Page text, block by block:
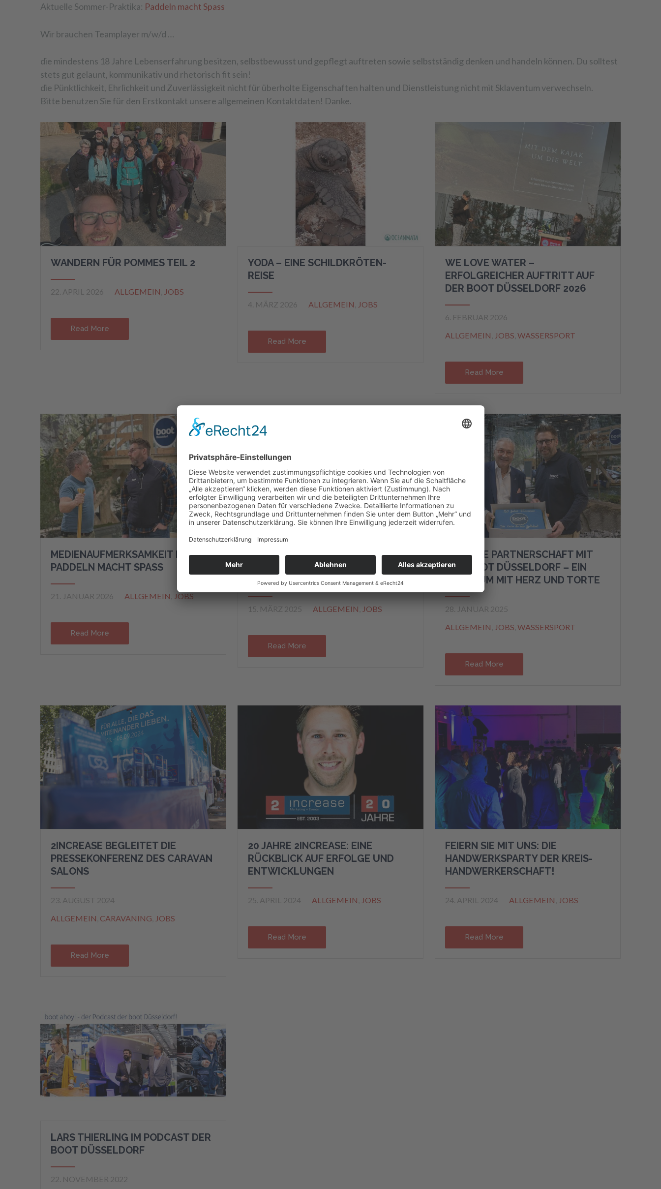
Aktuelle Sommer-Praktika: Paddeln macht Spass
Wir brauchen Teamplayer m/w/d …
die mindestens 18 Jahre Lebenserfahrung besitzen, selbstbewusst und gepflegt auftreten sowie selbstständig denken und handeln können. Du solltest
stets gut gelaunt, kommunikativ und rhetorisch fit sein!
die Pünktlichkeit, Ehrlichkeit und Zuverlässigkeit nicht für überholte Eigenschaften halten und Dienstleistung nicht mit Sklaventum verwechseln.
Bitte benutzen Sie für den Erstkontakt unsere allgemeinen Kontaktdaten! Danke.
WANDERN FÜR POMMES TEIL 2
22. APRIL 2026 ALLGEMEIN JOBS
Read More
YODA – EINE SCHILDKRÖTEN-
REISE
4. MÄRZ 2026 ALLGEMEIN JOBS
Read More
WE LOVE WATER –
ERFOLGREICHER AUFTRITT AUF
DER BOOT DÜSSELDORF 2026
6. FEBRUAR 2026
ALLGEMEIN
JOBS ,WASSERSPORT
Read More
MEDIENAUFMERKSAMKEIT FÜR
PADDELN MACHT SPASS
21. JANUAR 2026 ALLGEMEIN JOBS
Read More
ALLTAGSAUSBRECHER WANDERN
NACH VENLO…DIE NIEDERLANDE
SIND NEUGIERIG
15. MÄRZ 2025 ALLGEMEIN JOBS
Read More
20 JAHRE PARTNERSCHAFT MIT
DER BOOT DÜSSELDORF – EIN
JUBILÄUM MIT HERZ UND TORTE
28. JANUAR 2025
ALLGEMEIN
JOBS ,WASSERSPORT
Read More
2INCREASE BEGLEITET DIE
PRESSEKONFERENZ DES CARAVAN
SALONS
23. AUGUST 2024
ALLGEMEIN CARAVANING JOBS
Read More
20 JAHRE 2INCREASE: EINE
RÜCKBLICK AUF ERFOLGE UND
ENTWICKLUNGEN
25. APRIL 2024 ALLGEMEIN JOBS
Read More
FEIERN SIE MIT UNS: DIE
HANDWERKSPARTY DER KREIS-
HANDWERKERSCHAFT!
24. APRIL 2024 ALLGEMEIN JOBS
Read More
LARS THIERLING IM PODCAST DER
BOOT DÜSSELDORF
22. NOVEMBER 2022